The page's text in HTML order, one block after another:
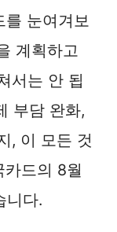
를 눈여겨보
계획하고
서는 안 됩
부담 완화,
, 이 모든 것
드의 8월
니다.